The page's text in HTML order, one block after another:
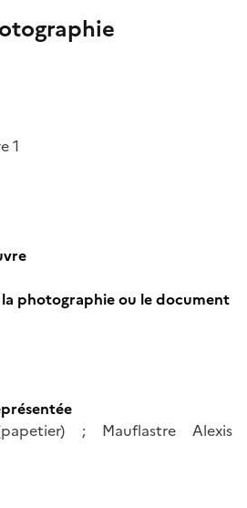
1
photographie ou le document
; Mauflastre Alexis